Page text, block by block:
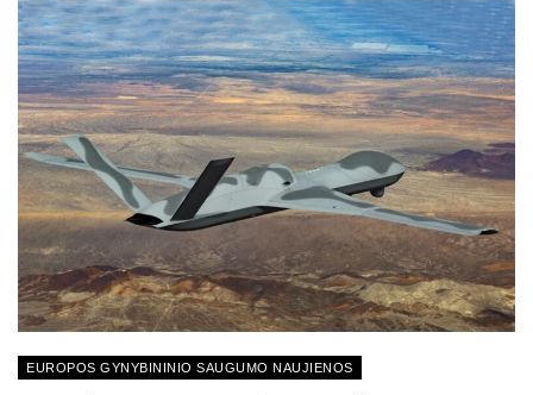
EUROPOS GYNYBININIO SAUGUMO NAUJIENOS